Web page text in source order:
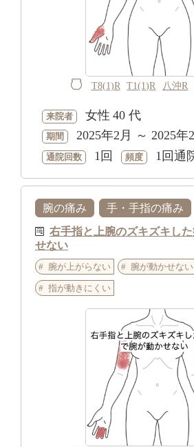
T8(1)R T1(1)R 八沖R
来院者 女性 40 代
期間 2025年2月 ～ 2025年
通院回数 1回 頻度 1回通
腕の痛み 手・手指の痛み
右手指と上腕のズキズキし
せない
腕が上がらない 腕が動かせない
指が動きにくい